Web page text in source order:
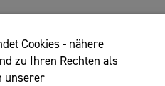
Cookies - nähere
zu Ihren Rechten als
unserer